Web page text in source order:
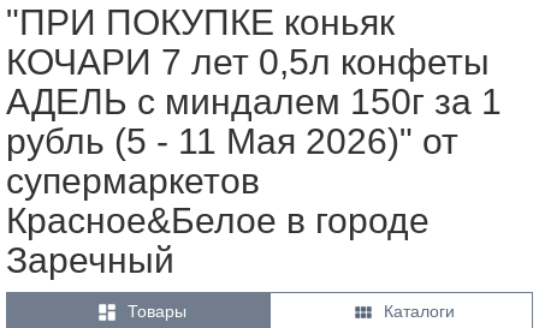
"ПРИ ПОКУПКЕ коньяк
КОЧАРИ 7 лет 0,5л конфеты
АДЕЛЬ с миндалем 150г за 1
рубль (5 - 11 Мая 2026)" от
супермаркетов
Красное&Белое в городе
Заречный
 Товары  Каталоги